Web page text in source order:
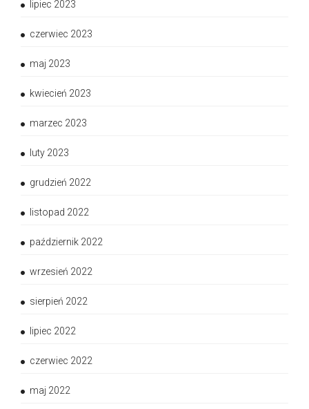
lipiec 2023
czerwiec 2023
maj 2023
kwiecień 2023
marzec 2023
luty 2023
grudzień 2022
listopad 2022
październik 2022
wrzesień 2022
sierpień 2022
lipiec 2022
czerwiec 2022
maj 2022